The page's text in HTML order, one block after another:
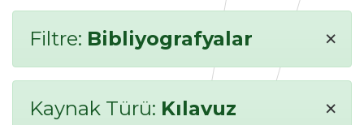
Filtre: Bibliyografyalar ×
Kaynak Türü: Kılavuz ×